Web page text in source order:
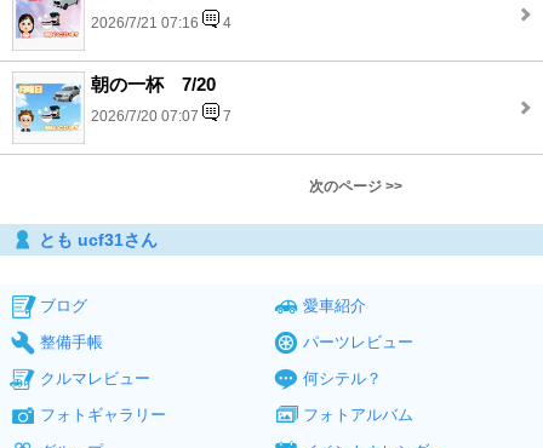
2026/7/21 07:16 4
朝の一杯 7/20
2026/7/20 07:07 7
次のページ >>
とも ucf31さん
ブログ
愛車紹介
整備手帳
パーツレビュー
クルマレビュー
何シテル？
フォトギャラリー
フォトアルバム